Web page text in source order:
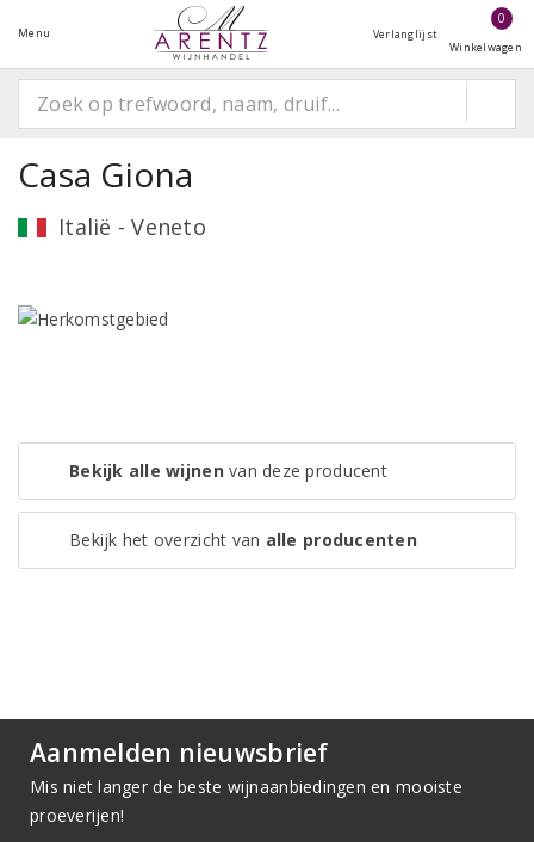
Menu Verlanglijst
0
Winkelwagen
Casa Giona
Italië - Veneto
Bekijk alle wijnenvan deze producent
Bekijk het overzicht van alle producenten
Aanmelden nieuwsbrief
Mis niet langer de beste wijnaanbiedingen en mooiste
proeverijen!